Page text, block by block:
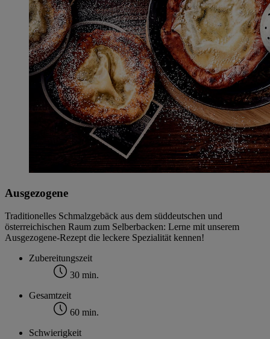
Ausgezogene
Traditionelles Schmalzgebäck aus dem süddeutschen und
österreichischen Raum zum Selberbacken: Lerne mit unserem
Ausgezogene-Rezept die leckere Spezialität kennen!
Zubereitungszeit
30 min.
Gesamtzeit
60 min.
Schwierigkeit